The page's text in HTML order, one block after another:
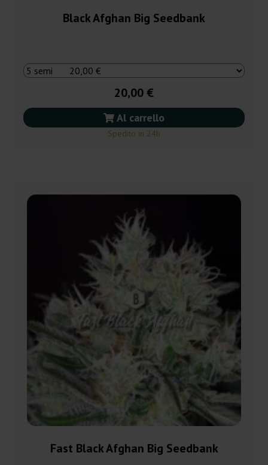
Black Afghan Big Seedbank
20,00 €
Al carrello
Spedito in 24h
Fast Black Afghan Big Seedbank